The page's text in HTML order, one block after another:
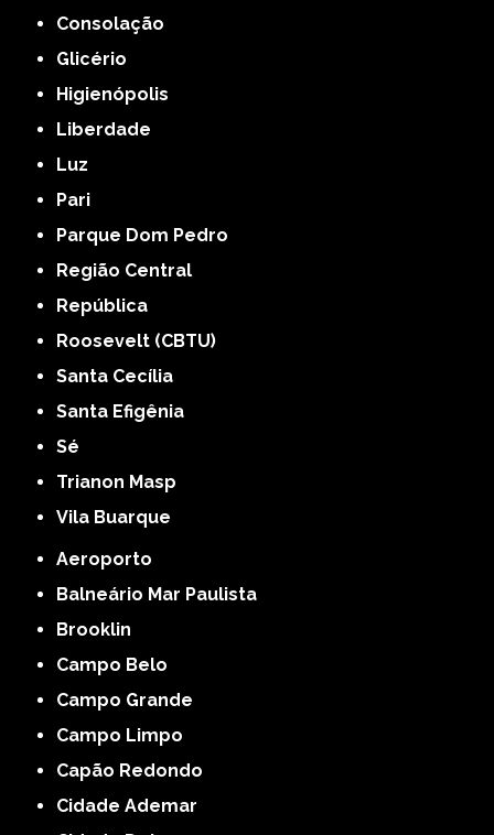
Consolação
Glicério
Higienópolis
Liberdade
Luz
Pari
Parque Dom Pedro
Região Central
República
Roosevelt (CBTU)
Santa Cecília
Santa Efigênia
Sé
Trianon Masp
Vila Buarque
Aeroporto
Balneário Mar Paulista
Brooklin
Campo Belo
Campo Grande
Campo Limpo
Capão Redondo
Cidade Ademar